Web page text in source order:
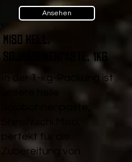
Ansehen
Miso Hell,
Sojabohnenpaste, 1kg
In der 1-kg-Packung ist
perfekt für die
Zubereitung von